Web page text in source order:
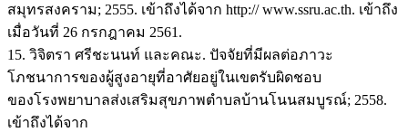
สมุทรสงคราม; 2555. เข้าถึงได้จาก http:// www.ssru.ac.th. เข้าถึง
เมื่อวันที่ 26 กรกฎาคม 2561.
15. วิจิตรา ศรีชะนนท์ และคณะ. ปัจจัยที่มีผลต่อภาวะ
โภชนาการของผู้สูงอายุที่อาศัยอยู่ในเขตรับผิดชอบ
ของโรงพยาบาลส่งเสริมสุขภาพตำบลบ้านโนนสมบูรณ์; 2558.
เข้าถึงได้จาก